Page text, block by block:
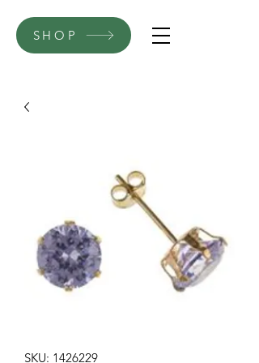
SHOP
SKU: 1426229